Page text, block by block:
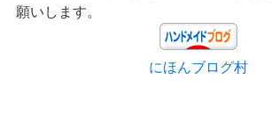
願いします。
にほんブログ村